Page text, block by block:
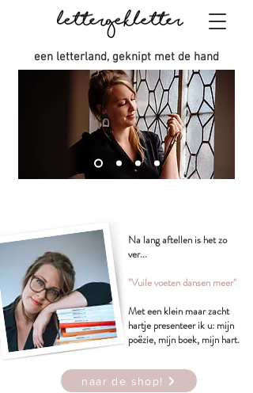
een letterland, geknipt met de hand
Na lang aftellen is het zo
ver...
"Vuile voeten dansen meer"
Met een klein maar zacht
hartje presenteer ik u: mijn
poëzie, mijn boek, mijn hart.
naar de shop!